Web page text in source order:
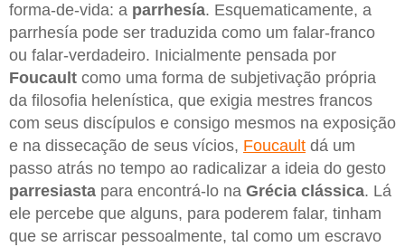
forma-de-vida: a parrhesía. Esquematicamente, a
parrhesía pode ser traduzida como um falar-franco
ou falar-verdadeiro. Inicialmente pensada por
Foucault como uma forma de subjetivação própria
da filosofia helenística, que exigia mestres francos
com seus discípulos e consigo mesmos na exposição
e na dissecação de seus vícios, Foucault dá um
passo atrás no tempo ao radicalizar a ideia do gesto
parresiasta para encontrá-lo na Grécia clássica. Lá
ele percebe que alguns, para poderem falar, tinham
que se arriscar pessoalmente, tal como um escravo